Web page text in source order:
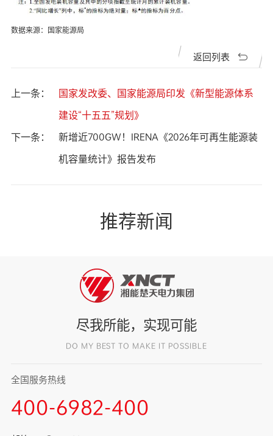
数据来源：国家能源局
返回列表
上一条：
国家发改委、国家能源局印发《新型能源体系
建设“十五五”规划》
下一条：
新增近700GW！IRENA《2026年可再生能源装
机容量统计》报告发布
推荐新闻
尽我所能，实现可能
DO MY BEST TO MAKE IT POSSIBLE
全国服务热线
400-6982-400